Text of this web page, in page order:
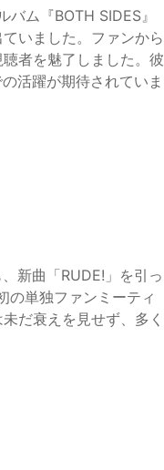
ム『BOTH SIDES』
いました。ファンから
者を魅了しました。彼
活躍が期待されていま
新曲「RUDE!」を引っ
の単独ファンミーティ
だ衰えを見せず、多く